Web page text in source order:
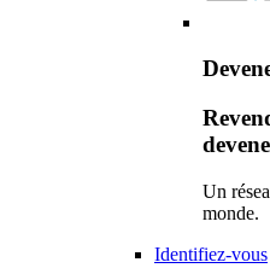
Un
monde.
Identifiez-vous